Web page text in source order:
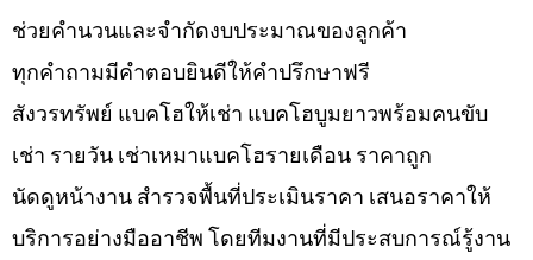
ช่วยคำนวนและจำกัดงบประมาณของลูกค้า
ทุกคำถามมีคำตอบยินดีให้คำปรึกษาฟรี
สังวรทรัพย์ แบคโฮให้เช่า แบคโฮบูมยาวพร้อมคนขับ
เช่า รายวัน เช่าเหมาแบคโฮรายเดือน ราคาถูก
นัดดูหน้างาน สำรวจพื้นที่ประเมินราคา เสนอราคาให้
บริการอย่างมืออาชีพ โดยทีมงานที่มีประสบการณ์รู้งาน